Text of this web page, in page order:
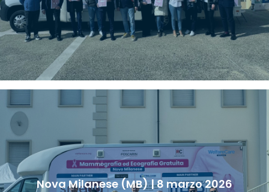
Nova Milanese (MB) | 8 marzo 2026